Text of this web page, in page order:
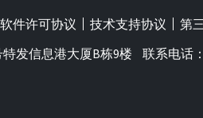
软件许可协议 技术支持协议
第
发信息港大厦B栋9楼
联系电话